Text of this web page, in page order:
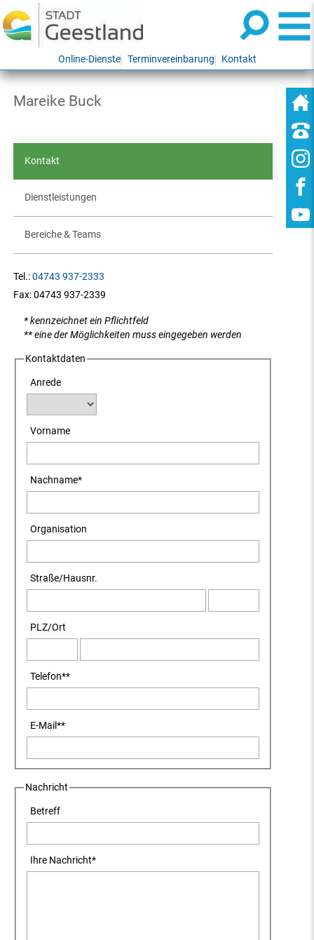
Online-Dienste Terminvereinbarung Kontakt
Mareike Buck
Kontakt
Dienstleistungen
Bereiche & Teams
Tel.:04743 937-2333
Fax:04743 937-2339
* kennzeichnet ein Pflichtfeld
** eine der Möglichkeiten muss eingegeben werden
Kontaktdaten
Anrede
Vorname
Nachname*
Organisation
Straße/Hausnr.
PLZ/Ort
Telefon**
E-Mail**
Nachricht
Betreff
Ihre Nachricht*